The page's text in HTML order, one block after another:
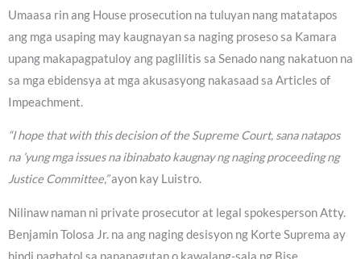
Umaasa rin ang House prosecution na tuluyan nang matatapos
ang mga usaping may kaugnayan sa naging proseso sa Kamara
upang makapagpatuloy ang paglilitis sa Senado nang nakatuon na
sa mga ebidensya at mga akusasyong nakasaad sa Articles of
Impeachment.
“I hope that with this decision of the Supreme Court, sana natapos
na ’yung mga issues na ibinabato kaugnay ng naging proceeding ng
Justice Committee,”ayon kay Luistro.
Nilinaw naman ni private prosecutor at legal spokesperson Atty.
Benjamin Tolosa Jr. na ang naging desisyon ng Korte Suprema ay
hindi paghatol sa pananagutan o kawalang-sala ng Bise